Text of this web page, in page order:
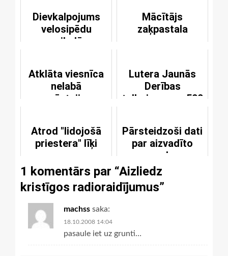
Dievkalpojums
velosipēdu
veikalā
Mācītājs
zaķpastala
Atklāta viesnīca
nelabā
apsēstajiem
Lutera Jaunās
Derības
tulkojumam - 500
Atrod "lidojošā
priestera" līķi
Pārsteidzoši dati
par aizvadīto
gadu
1 komentārs par “Aizliedz
kristīgos radioraidījumus”
machss saka:
18.10.2008 14:04
pasaule iet uz grunti…